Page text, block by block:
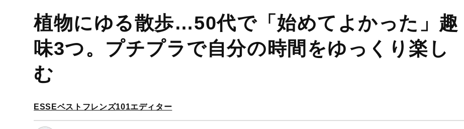
植物にゆる散歩…50代で「始めてよかった」趣
味3つ。プチプラで自分の時間をゆっくり楽し
む
ESSEベストフレンズ101エディター